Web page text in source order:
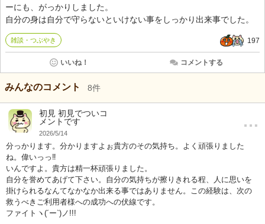
ーにも、がっかりしました。
自分の身は自分で守らないといけない事をしっかり出来事でした。
雑談・つぶやき 197
いいね！ コメントする
みんなのコメント 8件
初見 初見でついコ
メントです
2026/5/14
…
分っかります。分かりますよぉ貴方のその気持ち。よく頑張りました
ね。偉いっっ‼
いんですよ。貴方は精一杯頑張りました。
自分を誉めてあげて下さい。自分の気持ちが擦りきれる程、人に思いを
掛けられるなんてなかなか出来る事ではありません。この経験は、次の
救うべきご利用者様への成功への伏線です。
ファイトヽ(´ー`)ノ!!!